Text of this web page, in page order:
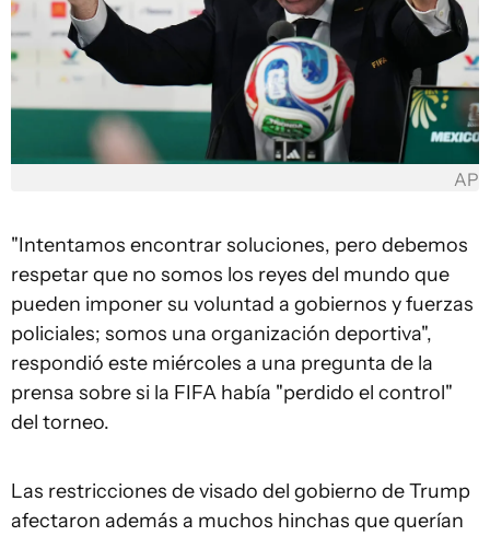
AP
"Intentamos encontrar soluciones, pero debemos
respetar que no somos los reyes del mundo que
pueden imponer su voluntad a gobiernos y fuerzas
policiales; somos una organización deportiva",
respondió este miércoles a una pregunta de la
prensa sobre si la FIFA había "perdido el control"
del torneo.
Las restricciones de visado del gobierno de Trump
afectaron además a muchos hinchas que querían